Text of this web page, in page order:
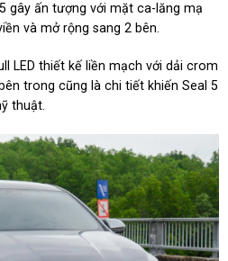
gây ấn tượng với mặt ca-lăng mạ
và mở rộng sang 2 bên.
LED thiết kế liền mạch với dải crom
trong cũng là chi tiết khiến Seal 5
thuật.